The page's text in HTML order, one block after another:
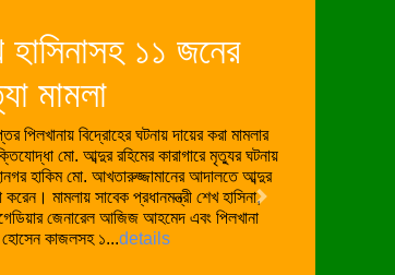
করেছেন, জানতে
নোটিশ
রাষ্ট্রপতি কতজনের কারাদণ্ড মওকুফ, স্থগিত
লিগ্যাল নোটিশ পাঠানো হয়েছে। আজ রবিবার
সচিব, আইন সচিব, মন্ত্রী পরিষদ সচিব ও
প্রাপ্তির ১৫ দিনের মধ্যে নামের তালিকা দিতে
না পেলে উচ্চ আদালতে রিট করা হবে।details
Next